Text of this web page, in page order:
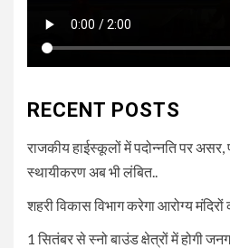
RECENT POSTS
राजकीय हाईस्कूलों में पदोन्नति पर असर,
स्थायीकरण अब भी लंबित..
शहरी विकास विभाग करेगा आरोग्य मंदिरों
1 सितंबर से स्नो बाउंड क्षेत्रों में होगी